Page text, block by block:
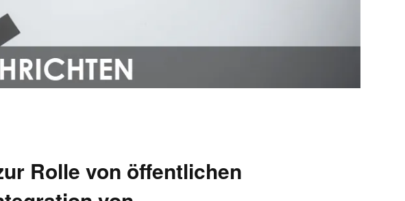
Rolle von öffentlichen